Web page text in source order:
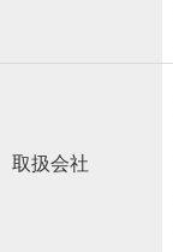
取扱会社